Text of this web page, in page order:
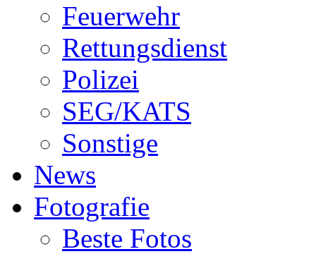
Feuerwehr
Rettungsdienst
Polizei
SEG/KATS
Sonstige
News
Fotografie
Beste Fotos